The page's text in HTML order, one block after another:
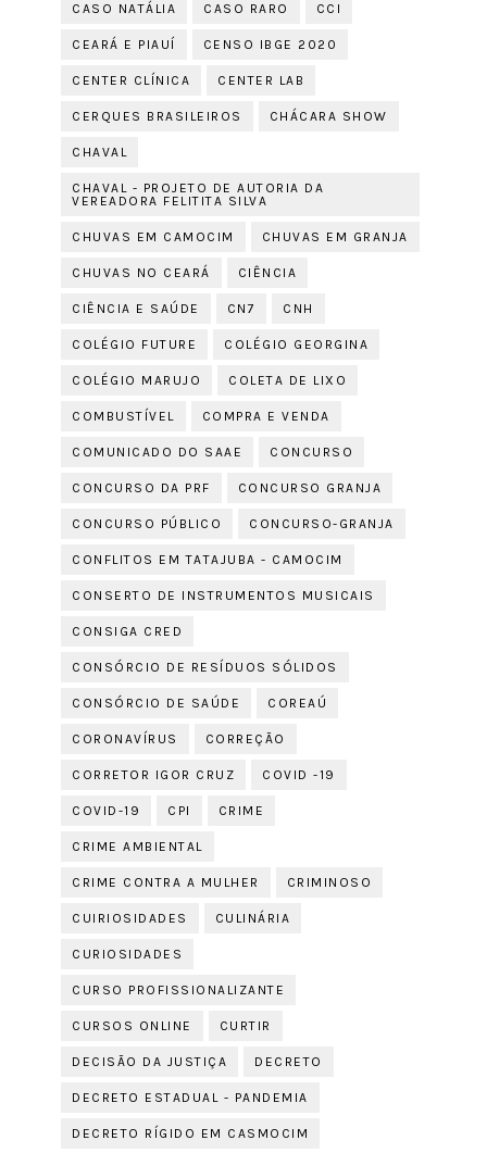
CASO NATÁLIA CASO RARO CCI
CEARÁ E PIAUÍ CENSO IBGE 2020
CENTER CLÍNICA CENTER LAB
CERQUES BRASILEIROS CHÁCARA SHOW
CHAVAL
CHAVAL - PROJETO DE AUTORIA DA
VEREADORA FELITITA SILVA
CHUVAS EM CAMOCIM CHUVAS EM GRANJA
CHUVAS NO CEARÁ CIÊNCIA
CIÊNCIA E SAÚDE CN7 CNH
COLÉGIO FUTURE COLÉGIO GEORGINA
COLÉGIO MARUJO COLETA DE LIXO
COMBUSTÍVEL COMPRA E VENDA
COMUNICADO DO SAAE CONCURSO
CONCURSO DA PRF CONCURSO GRANJA
CONCURSO PÚBLICO CONCURSO-GRANJA
CONFLITOS EM TATAJUBA - CAMOCIM
CONSERTO DE INSTRUMENTOS MUSICAIS
CONSIGA CRED
CONSÓRCIO DE RESÍDUOS SÓLIDOS
CONSÓRCIO DE SAÚDE COREAÚ
CORONAVÍRUS CORREÇÃO
CORRETOR IGOR CRUZ COVID -19
COVID-19 CPI CRIME
CRIME AMBIENTAL
CRIME CONTRA A MULHER CRIMINOSO
CUIRIOSIDADES CULINÁRIA
CURIOSIDADES
CURSO PROFISSIONALIZANTE
CURSOS ONLINE CURTIR
DECISÃO DA JUSTIÇA DECRETO
DECRETO ESTADUAL - PANDEMIA
DECRETO RÍGIDO EM CASMOCIM